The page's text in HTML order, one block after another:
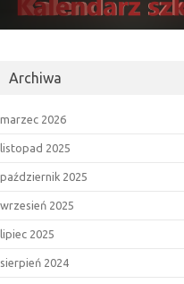
Archiwa
marzec 2026
listopad 2025
październik 2025
wrzesień 2025
lipiec 2025
sierpień 2024